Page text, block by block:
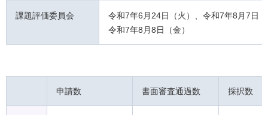
課題評価委員会
令和7年6月24日（火）、令和7年8月7日
令和7年8月8日（金）
申請数 書面審査通過数 採択数